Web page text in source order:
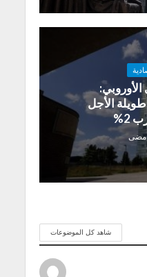
الأوروبي:
الأجل
شاهد كل الموضوعات